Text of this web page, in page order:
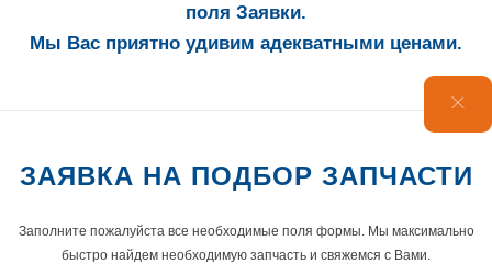
поля Заявки.
Мы Вас приятно удивим адекватными ценами.
ЗАЯВКА НА ПОДБОР ЗАПЧАСТИ
Заполните пожалуйста все необходимые поля формы. Мы максимально
быстро найдем необходимую запчасть и свяжемся с Вами.